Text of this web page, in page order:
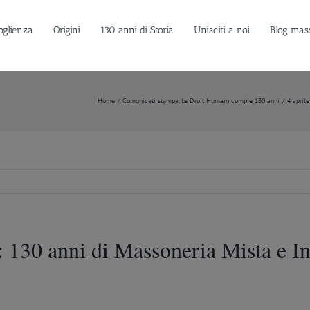
Origini 130 anni di Storia Unisciti a noi Blog
Home Comunicati stampa Le Droit Humain compie 130 anni 4
anni di Massoneria Mista e